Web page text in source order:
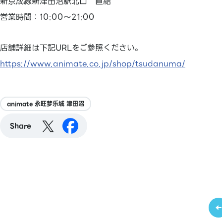
営業時間：10:00～21:00
店舗詳細は下記URLをご参照ください。
https://www.animate.co.jp/shop/tsudanuma/
animate 永旺梦乐城 津田沼
Share